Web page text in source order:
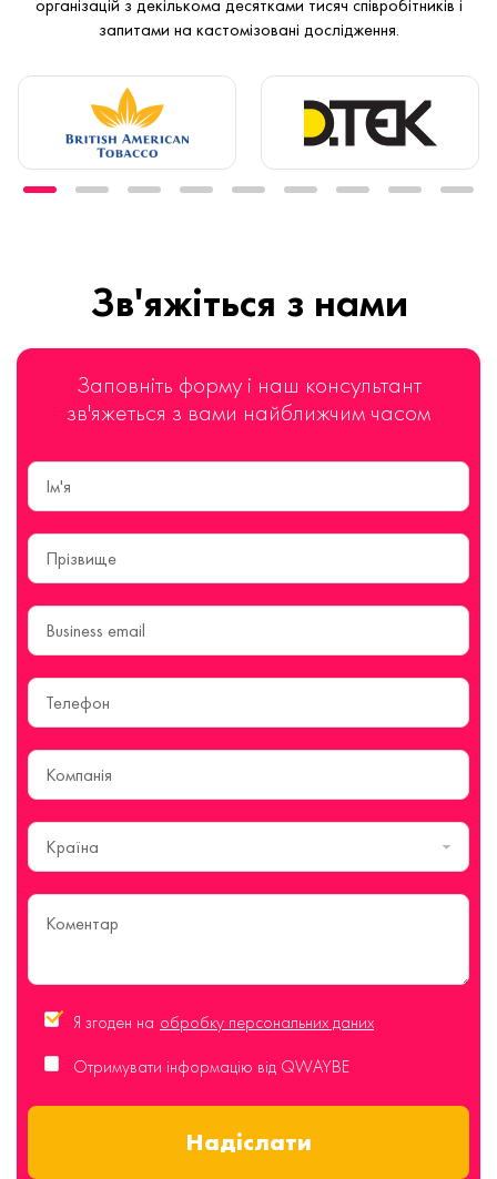
організацій з декількома десятками тисяч співробітників і
запитами на кастомізовані дослідження.
Зв'яжіться з нами
Заповніть форму і наш консультант
зв'яжеться з вами найближчим часом
Країна
Я згоден на обробку персональних даних
Отримувати інформацію від QWAYBE
Надіслати